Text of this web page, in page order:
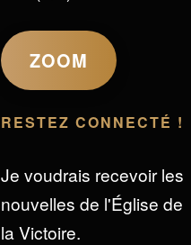
ZOOM
RESTEZ CONNECTÉ !
Je voudrais recevoir les
nouvelles de l'Église de
la Victoire.